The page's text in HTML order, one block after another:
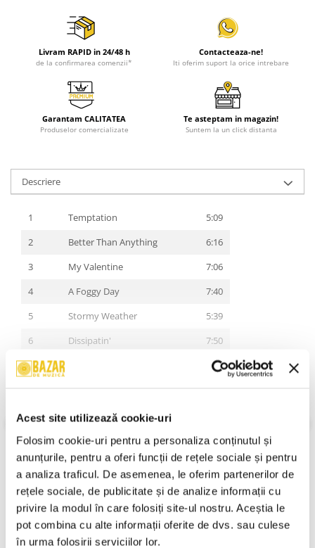
Acest site utilizează cookie-uri
Folosim cookie-uri pentru a personaliza conținutul și
anunțurile, pentru a oferi funcții de rețele sociale și pentru
a analiza traficul. De asemenea, le oferim partenerilor de
rețele sociale, de publicitate și de analize informații cu
privire la modul în care folosiți site-ul nostru. Aceștia le
pot combina cu alte informații oferite de dvs. sau culese
în urma folosirii serviciilor lor.
Livram RAPID in 24/48 h
de la confirmarea comenzii*
Contacteaza-ne!
Iti oferim suport la orice intrebare
Garantam CALITATEA
Produselor comercializate
Te asteptam in magazin!
Suntem la un click distanta
Descriere
1 Temptation
5:09
2
Better Than Anything
6:16
3
My Valentine
7:06
4
A Foggy Day
7:40
5
Stormy Weather
5:39
6
Dissipatin'
7:50
7
9:45
9
Cold Cold Heart
10
Lonely Avenue 6:01
Stare Coperta:Near Mint (NM or M-)
Gen:Jazz
Stil:Smooth Jazz
An Lansare: 2017
Informatii conformitate produs
Review-uri